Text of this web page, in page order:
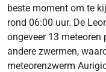
beste moment om te
rond 06:00 uur. De
ongeveer 13 meteoren
andere zwermen,
meteorenzwerm